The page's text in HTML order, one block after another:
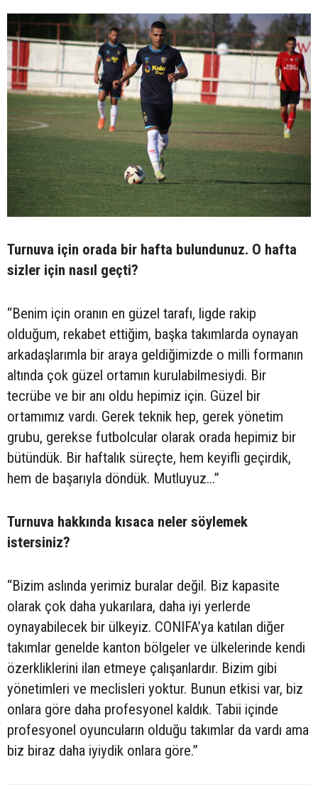
Turnuva için orada bir hafta bulundunuz. O hafta
sizler için nasıl geçti?
“Benim için oranın en güzel tarafı, ligde rakip
olduğum, rekabet ettiğim, başka takımlarda oynayan
arkadaşlarımla bir araya geldiğimizde o milli formanın
altında çok güzel ortamın kurulabilmesiydi. Bir
tecrübe ve bir anı oldu hepimiz için. Güzel bir
ortamımız vardı. Gerek teknik hep, gerek yönetim
grubu, gerekse futbolcular olarak orada hepimiz bir
bütündük. Bir haftalık süreçte, hem keyifli geçirdik,
hem de başarıyla döndük. Mutluyuz...”
Turnuva hakkında kısaca neler söylemek
istersiniz?
“Bizim aslında yerimiz buralar değil. Biz kapasite
olarak çok daha yukarılara, daha iyi yerlerde
oynayabilecek bir ülkeyiz. CONIFA’ya katılan diğer
takımlar genelde kanton bölgeler ve ülkelerinde kendi
özerkliklerini ilan etmeye çalışanlardır. Bizim gibi
yönetimleri ve meclisleri yoktur. Bunun etkisi var, biz
onlara göre daha profesyonel kaldık. Tabii içinde
profesyonel oyuncuların olduğu takımlar da vardı ama
biz biraz daha iyiydik onlara göre.”